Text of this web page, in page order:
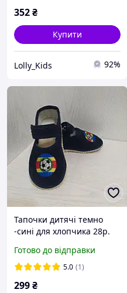
352₴
Купити
Lolly_Kids 92%
Тапочки дитячі темно
-сині для хлопчика 28р.
Готово до відправки
5.0 (1)
299₴